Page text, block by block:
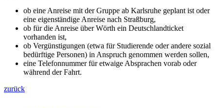
ob eine Anreise mit der Gruppe ab Karlsruhe geplant ist oder
eine eigenständige Anreise nach Straßburg,
ob für die Anreise über Wörth ein Deutschlandticket
vorhanden ist,
ob Vergünstigungen (etwa für Studierende oder andere sozial
bedürftige Personen) in Anspruch genommen werden sollen,
eine Telefonnummer für etwaige Absprachen vorab oder
während der Fahrt.
zurück